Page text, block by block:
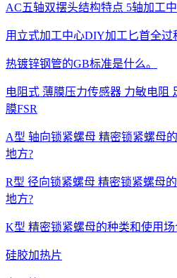
AC五轴双摆头结构特点 5轴加工
用立式加工中心DIY加工匕首全过
热镀锌钢管的GB标准是什么。
电阻式 薄膜压力传感器 力敏电阻
膜FSR
A型 轴向锁紧螺母 精密锁紧螺母
地方?
R型 径向锁紧螺母 精密锁紧螺母
地方?
K型 精密锁紧螺母的种类和使用
硅胶加热片